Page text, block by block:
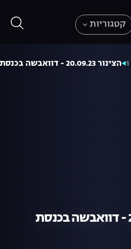
קטגוריות
הצינור 20.09.23 - דוואבשה בכנסת